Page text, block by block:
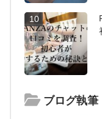
10
ブログ執筆